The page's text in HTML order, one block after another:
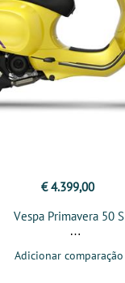
€ 4.399,00
Vespa Primavera 50 S
Adicionar comparação